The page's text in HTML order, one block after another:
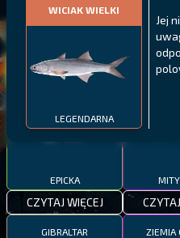
WICIAK WIELKI
LEGENDARNA
Jej
PYSZCZAK ZACHODNI
EPICKA
CZYTAJ WIĘCEJ
GIBRALTAR ZIEMIA